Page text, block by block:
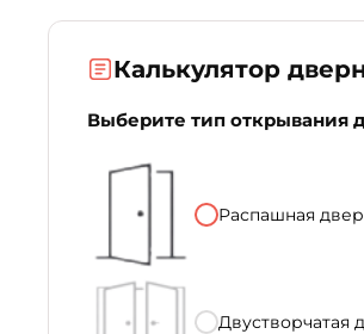
Калькулятор
Выберите тип открывания
Распашная
Двустворчатая